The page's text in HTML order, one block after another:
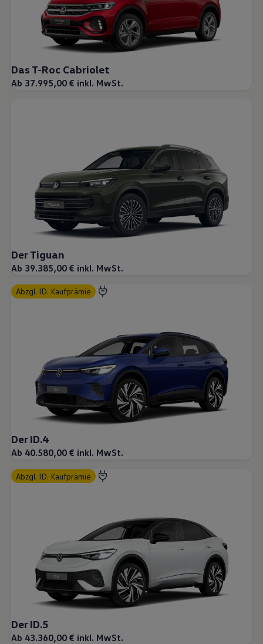
Das T-Roc Cabriolet
Ab 37.995,00 € inkl. MwSt.
Der Tiguan
Ab 39.385,00 € inkl. MwSt.
abzgl. ID. Kaufprämie
Der ID.4
Ab 40.580,00 € inkl. MwSt.
abzgl. ID. Kaufprämie
Der ID.5
Ab 43.360,00 € inkl. MwSt.